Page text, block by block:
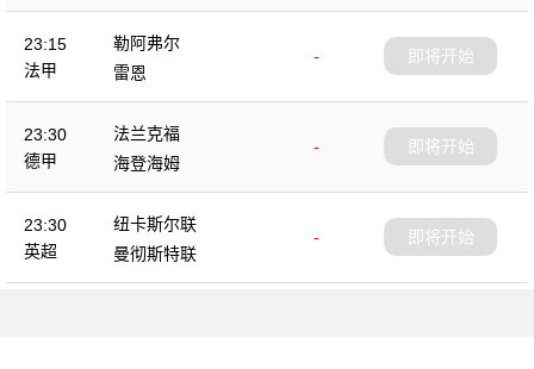
23:15
法甲
勒阿弗尔
-
雷恩
即将开始
23:30
德甲
法兰克福
-
海登海姆
即将开始
23:30
英超
纽卡斯尔联
-
曼彻斯特联
即将开始